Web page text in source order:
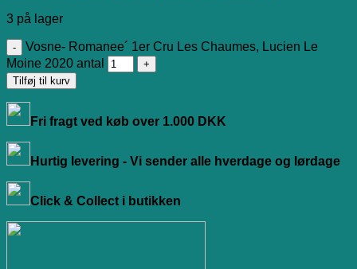
3 på lager
Vosne- Romanee´ 1er Cru Les Chaumes, Lucien Le
Moine 2020 antal
Tilføj til kurv
Fri fragt ved køb over 1.000 DKK
Hurtig levering - Vi sender alle hverdage og lørdage
Click & Collect i butikken